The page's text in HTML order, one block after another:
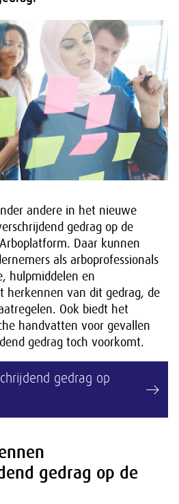
andere in het nieuwe
gedrag op de
Daar kunnen
als arboprofessionals
hulpmiddelen en
herkennen van dit gedrag, de
Ook biedt het
handvatten voor gevallen
gedrag toch voorkomt.
gedrag op
gedrag op de